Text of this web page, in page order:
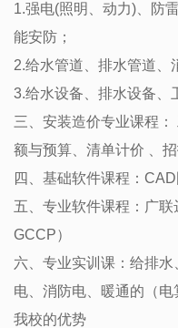
1.强电(照明、动力)、防
能安防；
2.给水管道、排水管道、
3.给水设备、排水设备、
三、安装造价专业课程
额与预算、清单计价 、
四、基础软件课程：
五、专业软件课程：广联
GCCP）
六、专业实训课：给排
电、消防电、暖通的（电
我校的优势